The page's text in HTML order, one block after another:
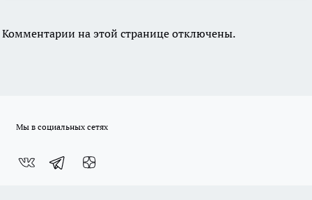
Комментарии на этой странице отключены.
Мы в социальных сетях